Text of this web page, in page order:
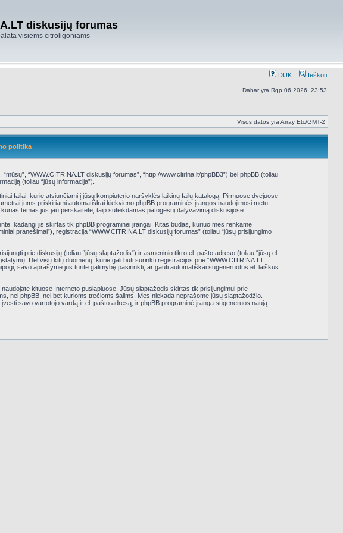
diskusijų forumas
visiems citroligoniams
DUK Ieškoti
Dabar yra Rgp 06 2026, 23:53
Visos datos yra Array Etc/GMT-2
politika
“WWW.CITRINA.LT diskusijų forumas”, “http://www.citrina.lt/phpBB3”) bei phpBB (toliau
(toliau “jūsų informacija”).
failai, kurie atsiunčiami į jūsų kompiuterio naršyklės laikinų failų katalogą. Pirmuose dvejuose
jums priskiriami automatiškai kiekvieno phpBB programinės įrangos naudojimosi metu.
temas jūs jau perskaitėte, taip suteikdamas patogesnį dalyvavimą diskusijose.
kadangi jis skirtas tik phpBB programinei įrangai. Kitas būdas, kuriuo mes renkame
pranešimai”), registracija “WWW.CITRINA.LT diskusijų forumas” (toliau “jūsų prisijungimo
prie diskusijų (toliau “jūsų slaptažodis”) ir asmeninio tikro el. pašto adreso (toliau “jūsų el.
Dėl visų kitų duomenų, kurie gali būti surinkti registracijos prie “WWW.CITRINA.LT
savo aprašyme jūs turite galimybę pasirinkti, ar gauti automatiškai sugeneruotus el. laiškus
kituose Interneto puslapiuose. Jūsų slaptažodis skirtas tik prisijungimui prie
nei phpBB, nei bet kurioms trečioms šalims. Mes niekada neprašome jūsų slaptažodžio.
savo vartotojo vardą ir el. pašto adresą, ir phpBB programinė įranga sugeneruos naują